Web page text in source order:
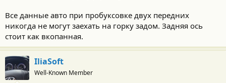
Все данные авто при пробуксовке двух передних
никогда не могут заехать на горку задом. Задняя ось
стоит как вкопанная.
IliaSoft
Well-Known Member